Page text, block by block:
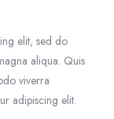
elit, sed do
aliqua. Quis
viverra
adipiscing elit.